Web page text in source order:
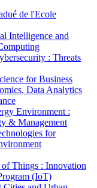
de l'Ecole
Intelligence and
: Threats
for Business
Data Analytics
Environment :
& Management
for
Things : Innovation
(IoT)